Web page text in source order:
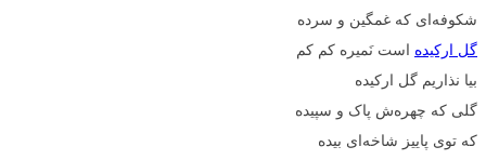
شکوفه‌ای که غمگین و سرده
گل ارکیده است نَمیره کم کم
بیا نذاریم گل ارکیده
گلی که چهره‌ش پاک و سپیده
که توی پاییز شاخه‌ای بیده